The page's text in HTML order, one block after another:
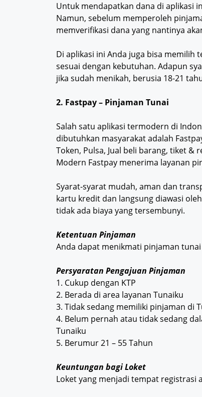
Untuk mendapatkan dana di aplikasi
Namun, sebelum memperoleh
memverifikasi dana yang nantinya
Di aplikasi ini Anda juga bisa
sesuai dengan kebutuhan. Adapun
jika sudah menikah, berusia 18-21
2. Fastpay– Pinjaman Tunai
Salah satu aplikasi termodern di
dibutuhkan masyarakat adalah
Token, Pulsa, Jual beli barang, tiket &
Modern Fastpay menerima layanan
Syarat-syarat mudah, aman dan
kartu kredit dan langsung diawasi
tidak ada biaya yang tersembunyi.
Ketentuan Pinjaman
Anda dapat menikmati pinjaman tunai
Persyaratan Pengajuan Pinjaman
1. Cukup dengan KTP
2. Berada di area layanan Tunaiku
3. Tidak sedang memiliki pinjaman di
4. Belum pernah atau tidak sedang
Tunaiku
5. Berumur 21 – 55 Tahun
Keuntungan bagi Loket
Loket yang menjadi tempat registrasi